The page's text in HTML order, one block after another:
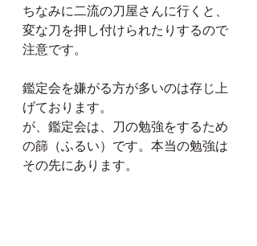
ちなみに二流の刀屋さんに行くと、
変な刀を押し付けられたりするので
注意です。
鑑定会を嫌がる方が多いのは存じ上
げております。
が、鑑定会は、刀の勉強をするため
の篩（ふるい）です。本当の勉強は
その先にあります。